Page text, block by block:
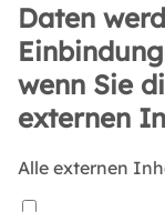
Daten
wenn Sie
externen
Alle externen